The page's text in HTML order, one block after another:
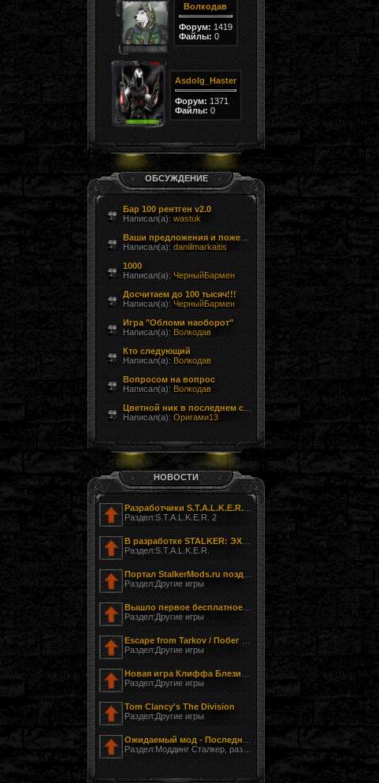
Волкодав
Форум: 1419
Файлы: 0
Asdolg_Haster
Форум: 1371
Файлы: 0
ОБСУЖДЕНИЕ
Бар 100 рентген v2.0
Написал(а): wastuk
Написал(а): daniilmarkaitis
1000
Написал(а): ЧерныйБармен
Досчитаем до 100 тысяч!!!
Написал(а): ЧерныйБармен
Игра "Обломи наоборот"
Написал(а): Волкодав
Кто следующий
Написал(а): Волкодав
Вопросом на вопрос
Написал(а): Волкодав
Написал(а): Оригами13
НОВОСТИ
Раздел:S.T.A.L.K.E.R. 2
Раздел:S.T.A.L.K.E.R.
Раздел:Другие игры
Раздел:Другие игры
Раздел:Другие игры
Раздел:Другие игры
Tom Clancy's The Division
Раздел:Другие игры
Раздел:Моддинг Сталкер, разработка модов